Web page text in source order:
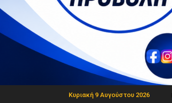
Κυριακή 9 Αυγούστου 2026